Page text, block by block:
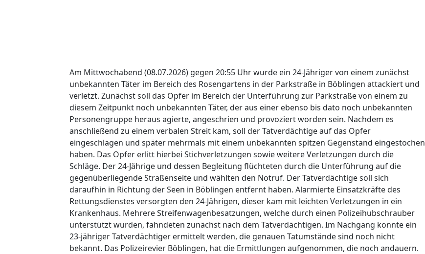
Am Mittwochabend (08.07.2026) gegen 20:55 Uhr wurde ein 24-Jähriger von einem zunächst
unbekannten Täter im Bereich des Rosengartens in der Parkstraße in Böblingen attackiert und
verletzt. Zunächst soll das Opfer im Bereich der Unterführung zur Parkstraße von einem zu
diesem Zeitpunkt noch unbekannten Täter, der aus einer ebenso bis dato noch unbekannten
Personengruppe heraus agierte, angeschrien und provoziert worden sein. Nachdem es
anschließend zu einem verbalen Streit kam, soll der Tatverdächtige auf das Opfer
eingeschlagen und später mehrmals mit einem unbekannten spitzen Gegenstand eingestochen
haben. Das Opfer erlitt hierbei Stichverletzungen sowie weitere Verletzungen durch die
Schläge. Der 24-Jährige und dessen Begleitung flüchteten durch die Unterführung auf die
gegenüberliegende Straßenseite und wählten den Notruf. Der Tatverdächtige soll sich
daraufhin in Richtung der Seen in Böblingen entfernt haben. Alarmierte Einsatzkräfte des
Rettungsdienstes versorgten den 24-Jährigen, dieser kam mit leichten Verletzungen in ein
Krankenhaus. Mehrere Streifenwagenbesatzungen, welche durch einen Polizeihubschrauber
unterstützt wurden, fahndeten zunächst nach dem Tatverdächtigen. Im Nachgang konnte ein
23-jähriger Tatverdächtiger ermittelt werden, die genauen Tatumstände sind noch nicht
bekannt. Das Polizeirevier Böblingen, hat die Ermittlungen aufgenommen, die noch andauern.